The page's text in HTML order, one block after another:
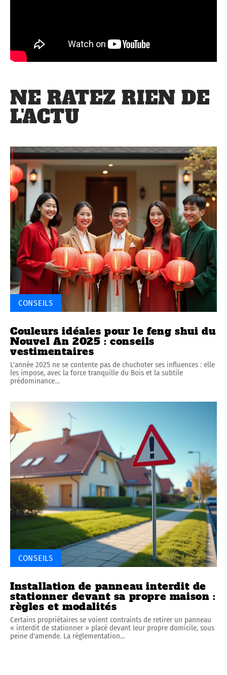
NE RATEZ RIEN DE
L'ACTU
CONSEILS
Couleurs idéales pour le feng shui du
Nouvel An 2025 : conseils
vestimentaires
L'année 2025 ne se contente pas de chuchoter ses influences : elle
les impose, avec la force tranquille du Bois et la subtile
prédominance…
CONSEILS
Installation de panneau interdit de
stationner devant sa propre maison :
règles et modalités
Certains propriétaires se voient contraints de retirer un panneau
« interdit de stationner » placé devant leur propre domicile, sous
peine d'amende. La réglementation…